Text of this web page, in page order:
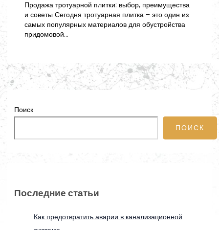
Продажа тротуарной плитки: выбор, преимущества
и советы Сегодня тротуарная плитка – это один из
самых популярных материалов для обустройства
придомовой…
Поиск
ПОИСК
Последние статьи
Как предотвратить аварии в канализационной